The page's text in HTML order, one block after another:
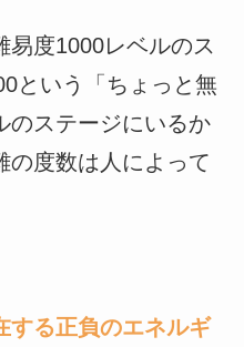
易度1000レベルのス
という「ちょっと無
のステージにいるか
の度数は人によって
する正負のエネルギ